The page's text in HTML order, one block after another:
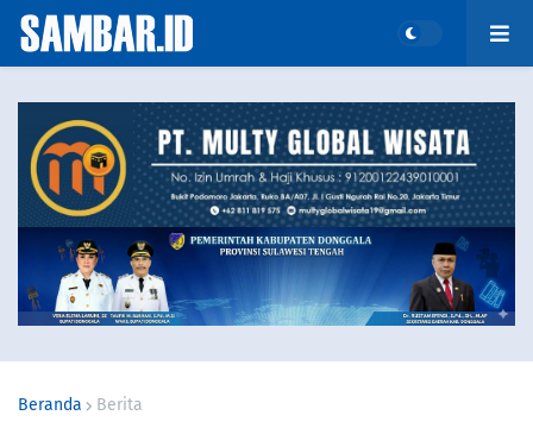
Beranda Berita